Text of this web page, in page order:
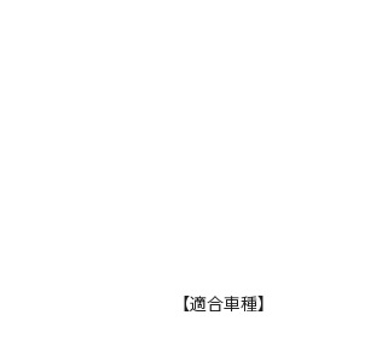
【適合車種】